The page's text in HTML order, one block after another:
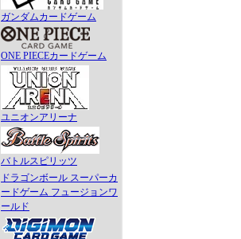
ガンダムカードゲーム
ONE PIECEカードゲーム
ユニオンアリーナ
バトルスピリッツ
ドラゴンボール スーパーカ
ードゲーム フュージョンワ
ールド